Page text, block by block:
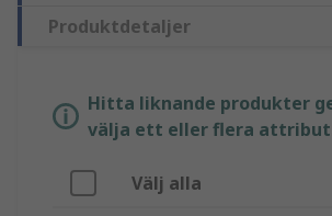
Produktdetaljer
Hitta liknande produkter
välja ett eller flera
Välj alla